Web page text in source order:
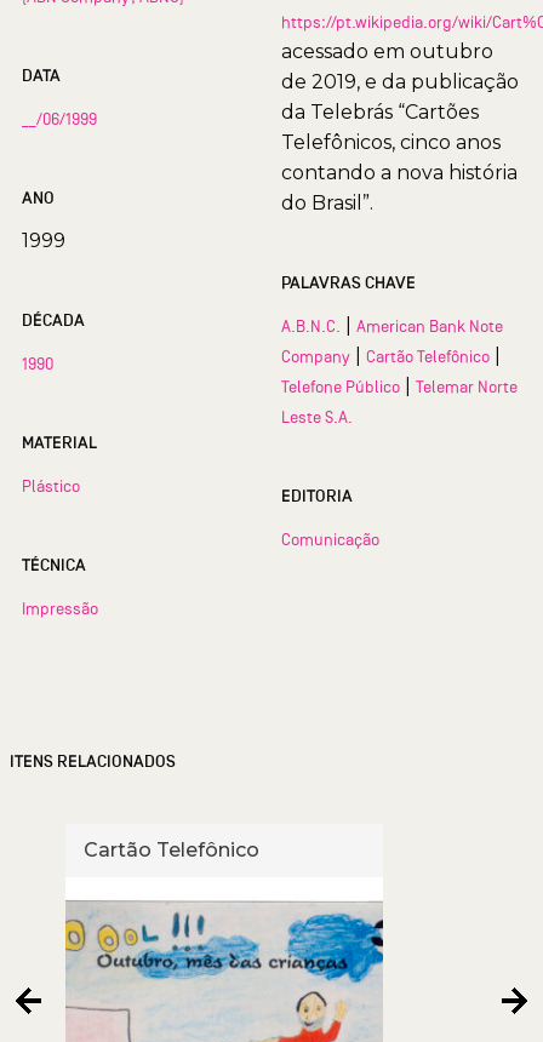
DATA
__/06/1999
ANO
1999
DÉCADA
1990
MATERIAL
Plástico
TÉCNICA
Impressão
https://pt.wikipedia.org/wiki/
acessado em outubro
de 2019, e da publicação
da Telebrás “Cartões
Telefônicos, cinco anos
contando a nova história
do Brasil”.
PALAVRAS CHAVE
A.B.N.C.
American Bank Note
Company
Cartão Telefônico
Telefone Público
Telemar Norte
Leste S.A.
EDITORIA
Comunicação
ITENS RELACIONADOS
Cartão Telefônico